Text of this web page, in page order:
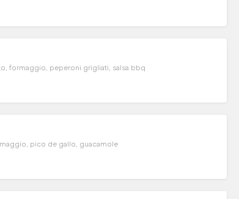
formaggio, peperoni grigliati, salsa bbq
pico de gallo, guacamole